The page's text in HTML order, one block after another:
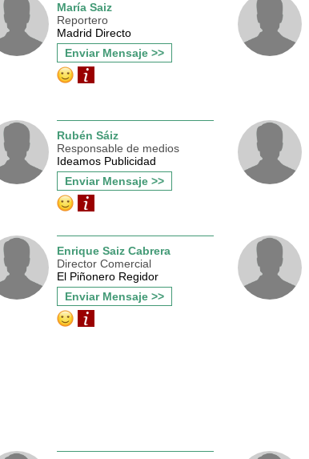
María Saiz
Reportero
Madrid Directo
Enviar Mensaje >>
Rubén Sáiz
Responsable de medios
Ideamos Publicidad
Enviar Mensaje >>
Enrique Saiz Cabrera
Director Comercial
El Piñonero Regidor
Enviar Mensaje >>